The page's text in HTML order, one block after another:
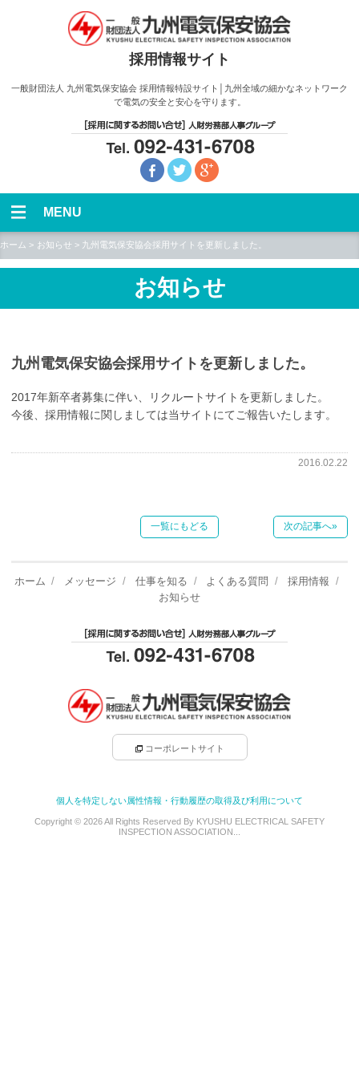
採用情報サイト
一般財団法人 九州電気保安協会 採用情報特設サイト│九州全域の細かなネットワーク
で電気の安全と安心を守ります。
MENU
ホーム お知らせ 九州電気保安協会採用サイトを更新しました。
お知らせ
九州電気保安協会採用サイトを更新しました。
2017年新卒者募集に伴い、リクルートサイトを更新しました。
今後、採用情報に関しましては当サイトにてご報告いたします。
2016.02.22
次の記事へ»
一覧にもどる
ホーム メッセージ 仕事を知る よくある質問
採用情報
お知らせ
コーポレートサイト
個人を特定しない属性情報・行動履歴の取得及び利用について
Copyright © 2026 All Rights Reserved By KYUSHU ELECTRICAL SAFETY
INSPECTION ASSOCIATION...